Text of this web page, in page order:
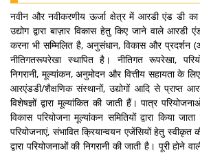
नवीन और नवीकरणीय ऊर्जा क्षेत्र में आरडी एंड डी
उद्योग द्वारा बाज़ार विकास हेतु किए जाने वाले
करना भी सम्मिलित है, अनुसंधान, विकास और प्रदर्शन
नीतिगतरूपरेखा स्थापित है। नीतिगत रूपरेखा,
निगरानी, ​​मूल्यांकन, अनुमोदन और वित्तीय सहायता के
आरएंडडी/शैक्षणिक संस्थानों, उद्योगों आदि से प्राप्त
विशेषज्ञों द्वारा मूल्यांकित की जाती हैं। पात्र
विकास परियोजना मूल्यांकन समितियों द्वारा किया
परियोजनाएं, संभावित क्रियान्वयन एजेंसियों हेतु स्वीकृत
द्वारा परियोजनाओं की निगरानी की जाती है। पूरी होने